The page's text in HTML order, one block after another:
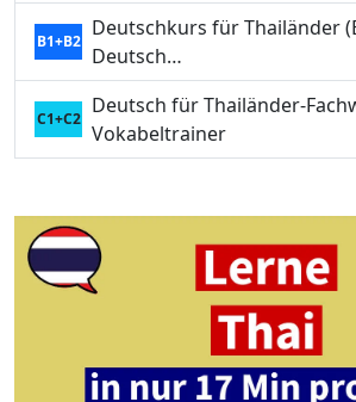
B1+B2
Deutschkurs für Thailänder
Deutsch…
C1+C2
Deutsch für Thailänder-
Vokabeltrainer